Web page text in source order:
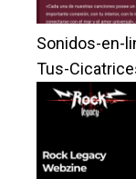
Sonidos-en-
Tus-